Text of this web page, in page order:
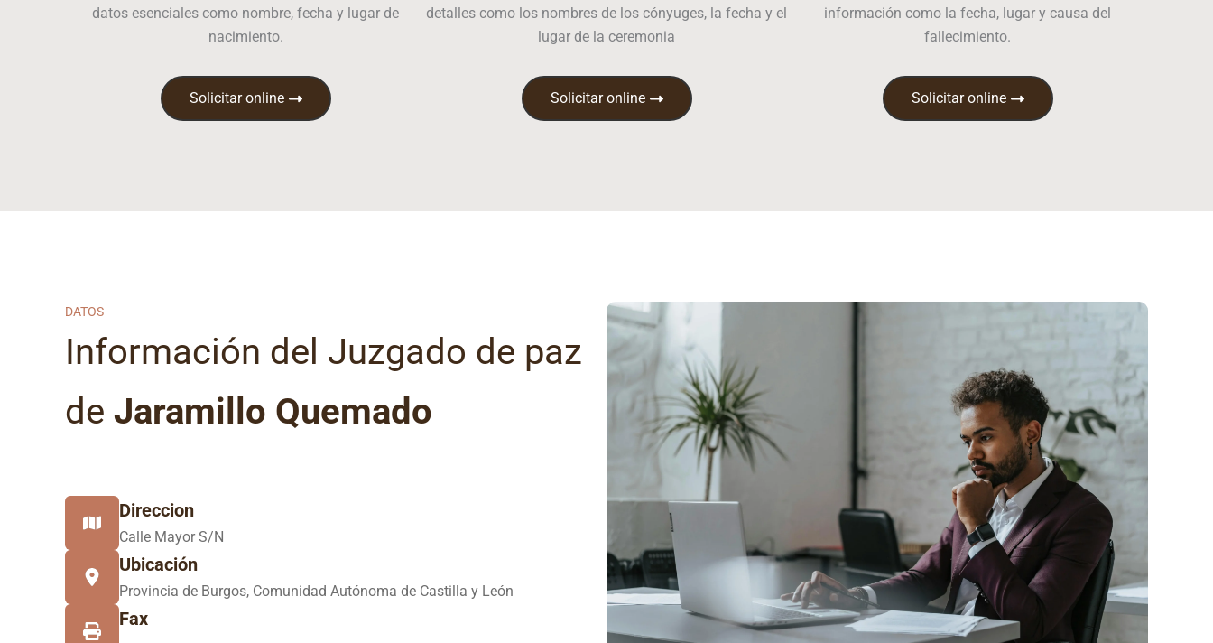
datos esenciales como nombre, fecha y lugar de
nacimiento.
Solicitar online
detalles como los nombres de los cónyuges, la fecha y el
lugar de la ceremonia
Solicitar online
información como la fecha, lugar y causa del
fallecimiento.
Solicitar online
DATOS
Información del Juzgado de paz
de Jaramillo Quemado
Direccion
Calle Mayor S/N
Ubicación
Provincia de Burgos, Comunidad Autónoma de Castilla y León
Fax